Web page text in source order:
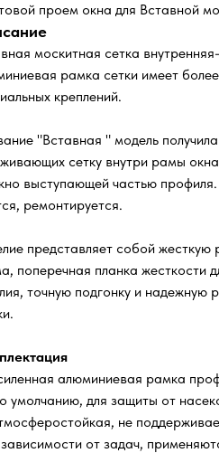
проем окна для Вставной
москитная сетка
рамка сетки имеет
креплений.
"Вставная " модель
сетку внутри рамы
выступающей частью профиля.
ремонтируется.
представляет собой жесткую
поперечная планка жесткости
точную подгонку и
алюминиевая рамка
умолчанию, для защиты от
не
от задач,